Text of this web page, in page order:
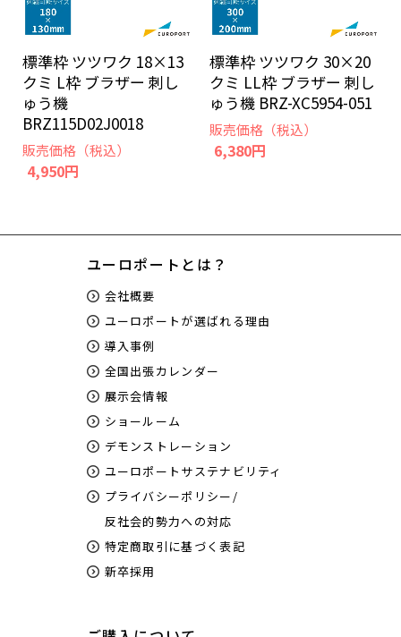
標準枠 ツツワク 18×13
クミ L枠 ブラザー 刺し
ゅう機
BRZ115D02J0018
販売価格（税込）
4,950円
標準枠 ツツワク 30×20
クミ LL枠 ブラザー 刺し
ゅう機 BRZ-XC5954-051
販売価格（税込）
6,380円
ユーロポートとは？
会社概要
ユーロポートが選ばれる理由
導入事例
全国出張カレンダー
展示会情報
ショールーム
デモンストレーション
ユーロポートサステナビリティ
プライバシーポリシー/
反社会的勢力への対応
特定商取引に基づく表記
新卒採用